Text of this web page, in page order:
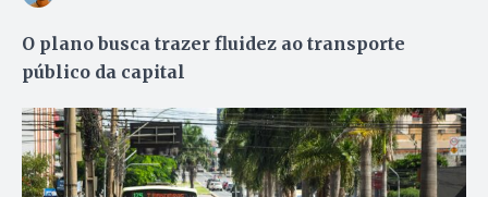
O plano busca trazer fluidez ao transporte
público da capital